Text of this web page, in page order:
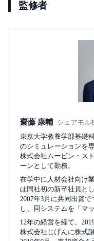
監修者
齋藤 康輔 シェアモル
東京大学教養学部基礎
のシミュレーションを
株式会社ムービン・ス
ーンとして勤務。
在学中に人材会社向け
は同社初の新卒社員と
2007年3月に共同出資
し、同システムを「マ
12年の経営を経て、
株式会社じげんに株式譲